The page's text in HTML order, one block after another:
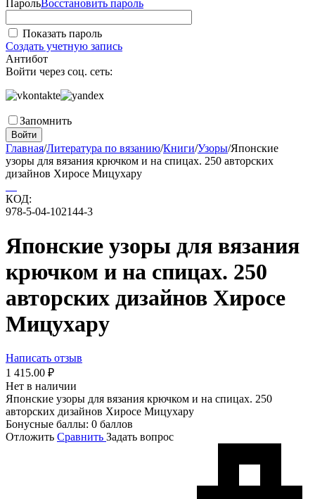
ПарольВосстановить пароль
Показать пароль
Создать учетную запись
Антибот
Войти через соц. сеть:
Запомнить
Войти
Главная/Литература по вязанию/Книги/Узоры/Японские
узоры для вязания крючком и на спицах. 250 авторских
дизайнов Хиросе Мицухару
КОД:
978-5-04-102144-3
Японские узоры для вязания
крючком и на спицах. 250
авторских дизайнов Хиросе
Мицухару
Написать отзыв
1 415.00 ₽
Нет в наличии
Японские узоры для вязания крючком и на спицах. 250
авторских дизайнов Хиросе Мицухару
Бонусные баллы: 0 баллов
Отложить Сравнить Задать вопрос